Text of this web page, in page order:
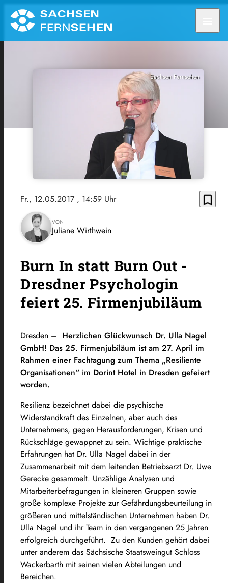
Sachsen Fernsehen
Fr., 12.05.2017 , 14:59 Uhr bookmark_border
VON
Juliane Wirthwein
Burn In statt Burn Out -
Dresdner Psychologin
feiert 25. Firmenjubiläum
Dresden – Herzlichen Glückwunsch Dr. Ulla Nagel
GmbH! Das 25. Firmenjubiläum ist am 27. April im
Rahmen einer Fachtagung zum Thema „Resiliente
Organisationen“ im Dorint Hotel in Dresden gefeiert
worden.
Resilienz bezeichnet dabei die psychische
Widerstandkraft des Einzelnen, aber auch des
Unternehmens, gegen Herausforderungen, Krisen und
Rückschläge gewappnet zu sein. Wichtige praktische
Erfahrungen hat Dr. Ulla Nagel dabei in der
Zusammenarbeit mit dem leitenden Betriebsarzt Dr. Uwe
Gerecke gesammelt. Unzählige Analysen und
Mitarbeiterbefragungen in kleineren Gruppen sowie
große komplexe Projekte zur Gefährdungsbeurteilung in
größeren und mittelständischen Unternehmen haben Dr.
Ulla Nagel und ihr Team in den vergangenen 25 Jahren
erfolgreich durchgeführt. Zu den Kunden gehört dabei
unter anderem das Sächsische Staatsweingut Schloss
Wackerbarth mit seinen vielen Abteilungen und
Bereichen.